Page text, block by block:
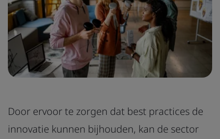
Door ervoor te zorgen dat best practices de
innovatie kunnen bijhouden, kan de sector